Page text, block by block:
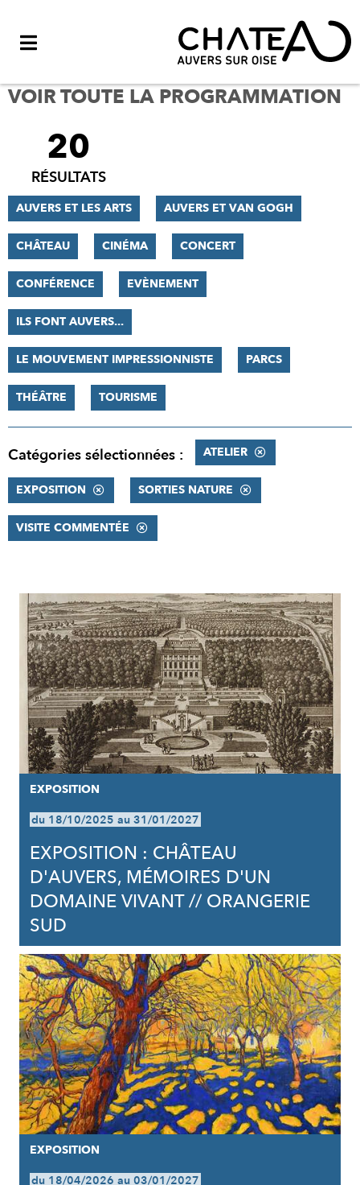
VOIR TOUTE LA PROGRAMMATION
FILTRER
RÉSULTATS
20
RÉSULTATS
AUVERS ET LES ARTS AUVERS ET VAN GOGH
CHÂTEAU CINÉMA CONCERT
CONFÉRENCE EVÈNEMENT
ILS FONT AUVERS...
LE MOUVEMENT IMPRESSIONNISTE PARCS
THÉÂTRE TOURISME
Catégories sélectionnées : ATELIER
EXPOSITION SORTIES NATURE
VISITE COMMENTÉE
RÉSULTATS
EXPOSITION
du 18/10/2025 au 31/01/2027
EXPOSITION : CHÂTEAU
D'AUVERS, MÉMOIRES D'UN
DOMAINE VIVANT // ORANGERIE
SUD
EXPOSITION
du 18/04/2026 au 03/01/2027